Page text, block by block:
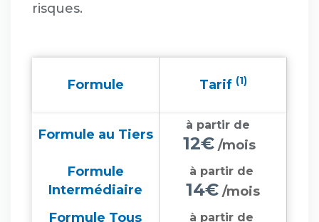
risques.
Formule Tarif (1)
Formule au Tiers
à partir de
12€ /mois
Formule
Intermédiaire
à partir de
14€ /mois
Formule Tous
à partir de